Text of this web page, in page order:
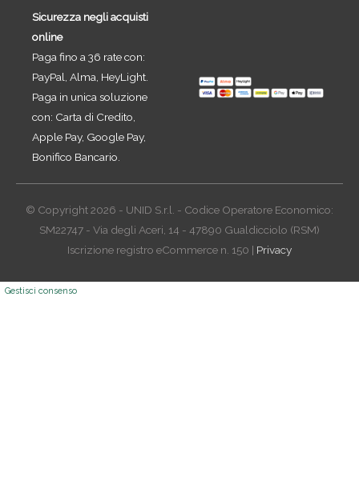
Sicurezza negli acquisti
online
Paga fino a 36 rate con:
PayPal, Alma, HeyLight.
Paga in unica soluzione
con: Carta di Credito,
Apple Pay, Google Pay,
Bonifico Bancario.
© Copyright 2026 - UNID S.r.l. - Codice Operatore Economico:
SM22747 - Via degli Aceri, 14 - 47890 Gualdicciolo (RSM)
Iscrizione registro eCommerce n. 150 | Privacy
Gestisci consenso